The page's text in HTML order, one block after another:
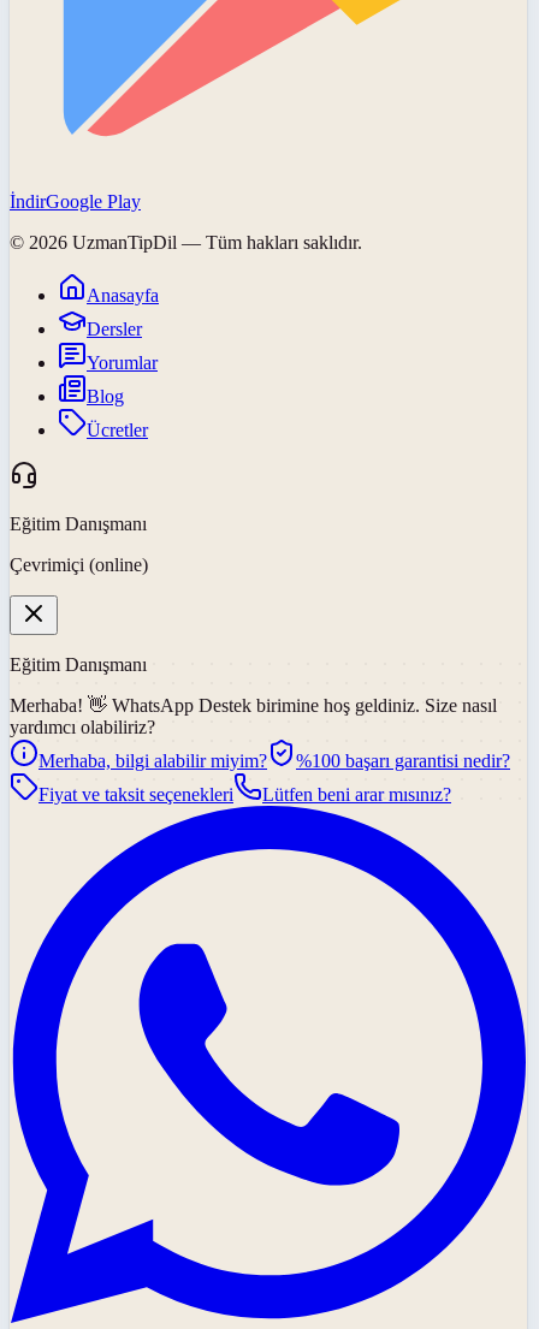
İndirGoogle Play
© 2026 UzmanTipDil — Tüm hakları saklıdır.
Anasayfa
Dersler
Yorumlar
Blog
Ücretler
Eğitim Danışmanı
Çevrimiçi (online)
Eğitim Danışmanı
Merhaba! 👋 WhatsApp Destek birimine hoş geldiniz. Size nasıl
yardımcı olabiliriz?
Merhaba, bilgi alabilir miyim?
%100 başarı garantisi nedir?
Fiyat ve taksit seçenekleri
Lütfen beni arar mısınız?